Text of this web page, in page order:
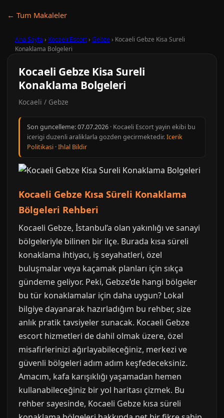
← Tum Makaleler
Ana Sayfa › Kocaeli Escort› Gebze› Kocaeli Gebze Kisa Sureli
Konaklama Bolgeleri
Kocaeli Gebze Kisa Sureli
Konaklama Bolgeleri
Kocaeli / Gebze
Son guncelleme:07.07.2026 · Kocaeli Escort yayin ekibi bu
icerigi duzenli araliklarla gozden gecirmektedir.Icerik
Politikasi ·Ihlal Bildir
Kocaeli Gebze Kısa Süreli Konaklama
Bölgeleri Rehberi
Kocaeli Gebze, İstanbul’a olan yakınlığı ve sanayi
bölgeleriyle bilinen bir ilçe. Burada kısa süreli
konaklama ihtiyacı, iş seyahatleri, özel
buluşmalar veya kaçamak planları için sıkça
gündeme geliyor. Peki, Gebze’de hangi bölgeler
bu tür konaklamalar için daha uygun? Lokal
bilgiye dayanarak hazırladığım bu rehber, size
anlık pratik tavsiyeler sunacak. Kocaeli Gebze
escort hizmetleri de dahil olmak üzere, özel
misafirlerinizi ağırlayabileceğiniz, merkezi ve
güvenli bölgeleri adım adım keşfedeceksiniz.
Amacım, kafa karışıklığı yaşamadan hemen
kullanabileceğiniz bir yol haritası çizmek. Bu
rehber sayesinde, Kocaeli Gebze kısa süreli